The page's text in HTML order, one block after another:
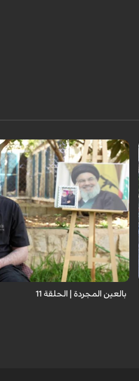
برنامج "بالعين المجردة" هو توثيق
نستمع فيه إلى شهاداتٍ حيّةٍ لأشخاص
ت...
بالعين المجردة | الحلقة 11